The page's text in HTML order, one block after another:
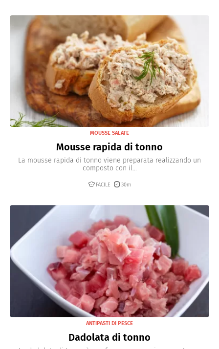
MOUSSE SALATE
Mousse rapida di tonno
La mousse rapida di tonno viene preparata realizzando un
composto con il...
FACILE 30m
ANTIPASTI DI PESCE
Dadolata di tonno